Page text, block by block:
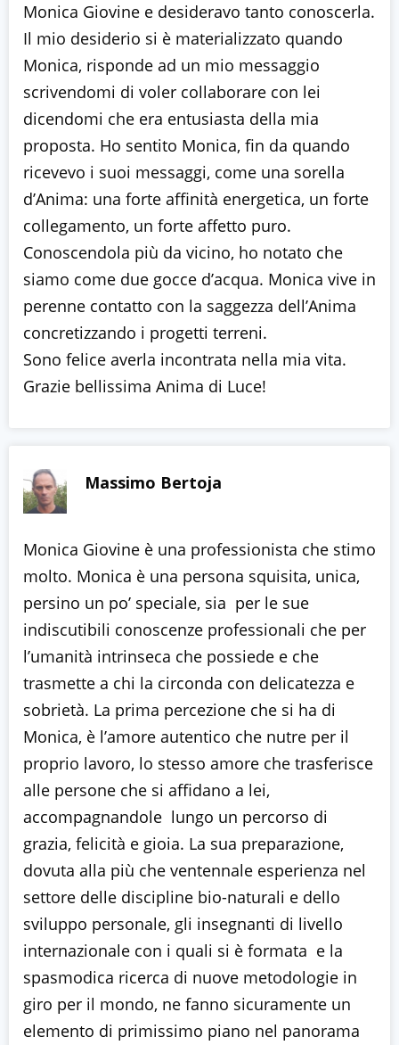
Monica Giovine e desideravo tanto conoscerla.
Il mio desiderio si è materializzato quando
Monica, risponde ad un mio messaggio
scrivendomi di voler collaborare con lei
dicendomi che era entusiasta della mia
proposta. Ho sentito Monica, fin da quando
ricevevo i suoi messaggi, come una sorella
d’Anima: una forte affinità energetica, un forte
collegamento, un forte affetto puro.
Conoscendola più da vicino, ho notato che
siamo come due gocce d’acqua. Monica vive in
perenne contatto con la saggezza dell’Anima
concretizzando i progetti terreni.
Sono felice averla incontrata nella mia vita.
Grazie bellissima Anima di Luce!
Massimo Bertoja
Monica Giovine è una professionista che stimo
molto. Monica è una persona squisita, unica,
persino un po’ speciale, sia per le sue
indiscutibili conoscenze professionali che per
l’umanità intrinseca che possiede e che
trasmette a chi la circonda con delicatezza e
sobrietà. La prima percezione che si ha di
Monica, è l’amore autentico che nutre per il
proprio lavoro, lo stesso amore che trasferisce
alle persone che si affidano a lei,
accompagnandole lungo un percorso di
grazia, felicità e gioia. La sua preparazione,
dovuta alla più che ventennale esperienza nel
settore delle discipline bio-naturali e dello
sviluppo personale, gli insegnanti di livello
internazionale con i quali si è formata e la
spasmodica ricerca di nuove metodologie in
giro per il mondo, ne fanno sicuramente un
elemento di primissimo piano nel panorama